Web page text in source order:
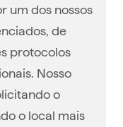
um dos nossos
de
protocolos
Nosso
o
o local mais